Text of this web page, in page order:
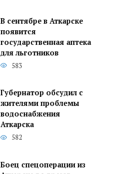
В сентябре в Аткарске
появится
государственная аптека
для льготников
583
Губернатор обсудил с
жителями проблемы
водоснабжения
Аткарска
582
Боец спецоперации из